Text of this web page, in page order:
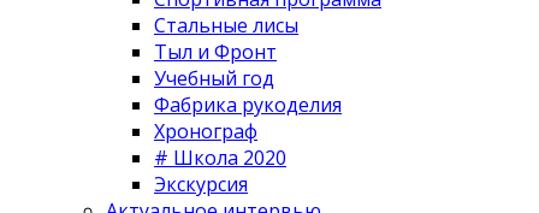
Стальные лисы
Тыл и Фронт
Учебный год
Фабрика рукоделия
Хронограф
# Школа 2020
Экскурсия